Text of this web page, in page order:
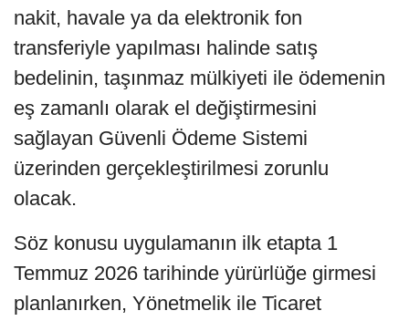
nakit, havale ya da elektronik fon
transferiyle yapılması halinde satış
bedelinin, taşınmaz mülkiyeti ile ödemenin
eş zamanlı olarak el değiştirmesini
sağlayan Güvenli Ödeme Sistemi
üzerinden gerçekleştirilmesi zorunlu
olacak.
Söz konusu uygulamanın ilk etapta 1
Temmuz 2026 tarihinde yürürlüğe girmesi
planlanırken, Yönetmelik ile Ticaret